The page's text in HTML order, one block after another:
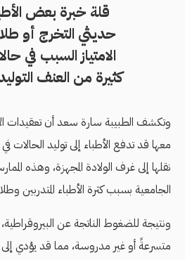
قلة خبرة بعض
حديثي التخرج أو
الامتياز السبب في
كثيرة من العنف
وتكشف الطبيبة سارة سعد أن تعقيدات
معها قد تدفع الأطباء إلى توليد الحالات
نقلها إلى غرف الولادة المجهزة، وهذه
الجامعية بسبب كثرة الأطباء المتدربين
ونتيجة للضغوط الناتجة عن
متسرعةً أو غير مدروسة، مما قد يؤدي إلى